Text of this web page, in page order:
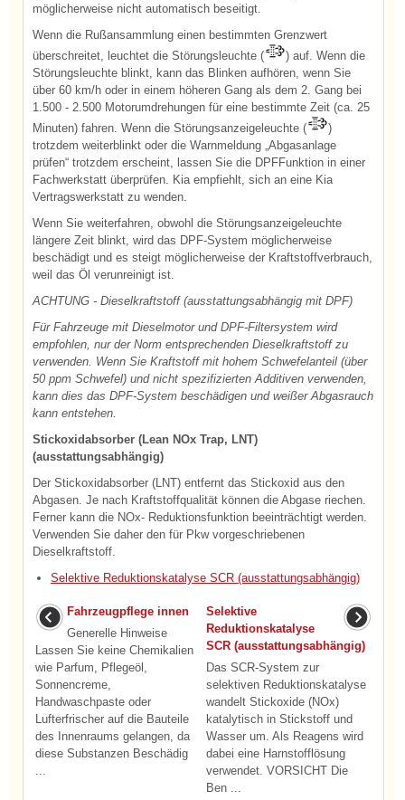
möglicherweise nicht automatisch beseitigt.
Wenn die Rußansammlung einen bestimmten Grenzwert
überschreitet, leuchtet die Störungsleuchte (
) auf. Wenn die
Störungsleuchte blinkt, kann das Blinken aufhören, wenn Sie
über 60 km/h oder in einem höheren Gang als dem 2. Gang bei
1.500 - 2.500 Motorumdrehungen für eine bestimmte Zeit (ca. 25
Minuten) fahren. Wenn die Störungsanzeigeleuchte (
)
trotzdem weiterblinkt oder die Warnmeldung „Abgasanlage
prüfen“ trotzdem erscheint, lassen Sie die DPFFunktion in einer
Fachwerkstatt überprüfen. Kia empfiehlt, sich an eine Kia
Vertragswerkstatt zu wenden.
Wenn Sie weiterfahren, obwohl die Störungsanzeigeleuchte
längere Zeit blinkt, wird das DPF-System möglicherweise
beschädigt und es steigt möglicherweise der Kraftstoffverbrauch,
weil das Öl verunreinigt ist.
ACHTUNG - Dieselkraftstoff (ausstattungsabhängig mit DPF)
Für Fahrzeuge mit Dieselmotor und DPF-Filtersystem wird
empfohlen, nur der Norm entsprechenden Dieselkraftstoff zu
verwenden. Wenn Sie Kraftstoff mit hohem Schwefelanteil (über
50 ppm Schwefel) und nicht spezifizierten Additiven verwenden,
kann dies das DPF-System beschädigen und weißer Abgasrauch
kann entstehen.
Stickoxidabsorber (Lean NOx Trap, LNT)
(ausstattungsabhängig)
Der Stickoxidabsorber (LNT) entfernt das Stickoxid aus den
Abgasen. Je nach Kraftstoffqualität können die Abgase riechen.
Ferner kann die NOx- Reduktionsfunktion beeinträchtigt werden.
Verwenden Sie daher den für Pkw vorgeschriebenen
Dieselkraftstoff.
Selektive Reduktionskatalyse SCR (ausstattungsabhängig)
Fahrzeugpflege innen
Generelle Hinweise
Lassen Sie keine Chemikalien
wie Parfum, Pflegeöl,
Sonnencreme,
Handwaschpaste oder
Lufterfrischer auf die Bauteile
des Innenraums gelangen, da
diese Substanzen Beschädig
...
Selektive
Reduktionskatalyse
SCR (ausstattungsabhängig)
Das SCR-System zur
selektiven Reduktionskatalyse
wandelt Stickoxide (NOx)
katalytisch in Stickstoff und
Wasser um. Als Reagens wird
dabei eine Harnstofflösung
verwendet. VORSICHT Die
Ben ...